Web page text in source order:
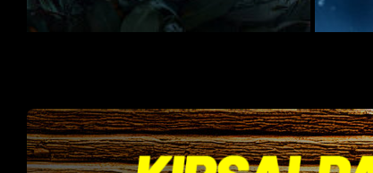
Hafta içi her gün 14:35